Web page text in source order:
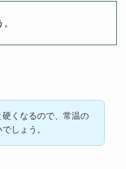
硬くなるので、常温の
しょう。